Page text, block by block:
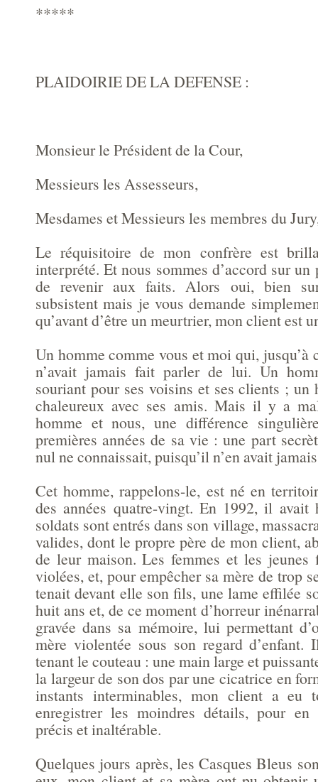
*****
PLAIDOIRIE DE LA DEFENSE :
Monsieur le Président de la Cour,
Messieurs les Assesseurs,
Mesdames et Messieurs les membres du
Le réquisitoire de mon confrère est
interprété. Et nous sommes d’accord sur
de revenir aux faits. Alors oui, bien
subsistent mais je vous demande
qu’avant d’être un meurtrier, mon client est
Un homme comme vous et moi qui, jusqu’à
n’avait jamais fait parler de lui. Un
souriant pour ses voisins et ses clients ; un
chaleureux avec ses amis. Mais il y a
homme et nous, une différence
premières années de sa vie : une part
nul ne connaissait, puisqu’il n’en avait
Cet homme, rappelons-le, est né en
des années quatre-vingt. En 1992, il avait
soldats sont entrés dans son village,
valides, dont le propre père de mon client,
de leur maison. Les femmes et les jeunes
violées, et, pour empêcher sa mère de trop
tenait devant elle son fils, une lame effilée
huit ans et, de ce moment d’horreur
gravée dans sa mémoire, lui permettant
mère violentée sous son regard d’enfant.
tenant le couteau : une main large et
la largeur de son dos par une cicatrice en
instants interminables, mon client a eu
enregistrer les moindres détails, pour en
précis et inaltérable.
Quelques jours après, les Casques Bleus